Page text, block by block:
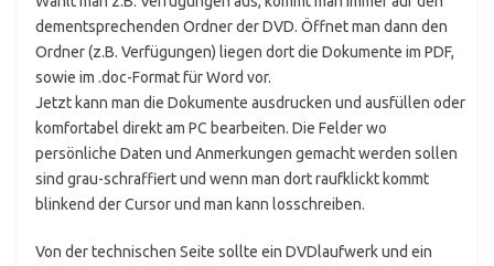
dementsprechenden Ordner der DVD. Öffnet man dann den
Ordner (z.B. Verfügungen) liegen dort die Dokumente im PDF,
sowie im .doc-Format für Word vor.
Jetzt kann man die Dokumente ausdrucken und ausfüllen oder
komfortabel direkt am PC bearbeiten. Die Felder wo
persönliche Daten und Anmerkungen gemacht werden sollen
sind grau-schraffiert und wenn man dort raufklickt kommt
blinkend der Cursor und man kann losschreiben.
Von der technischen Seite sollte ein DVDlaufwerk und ein